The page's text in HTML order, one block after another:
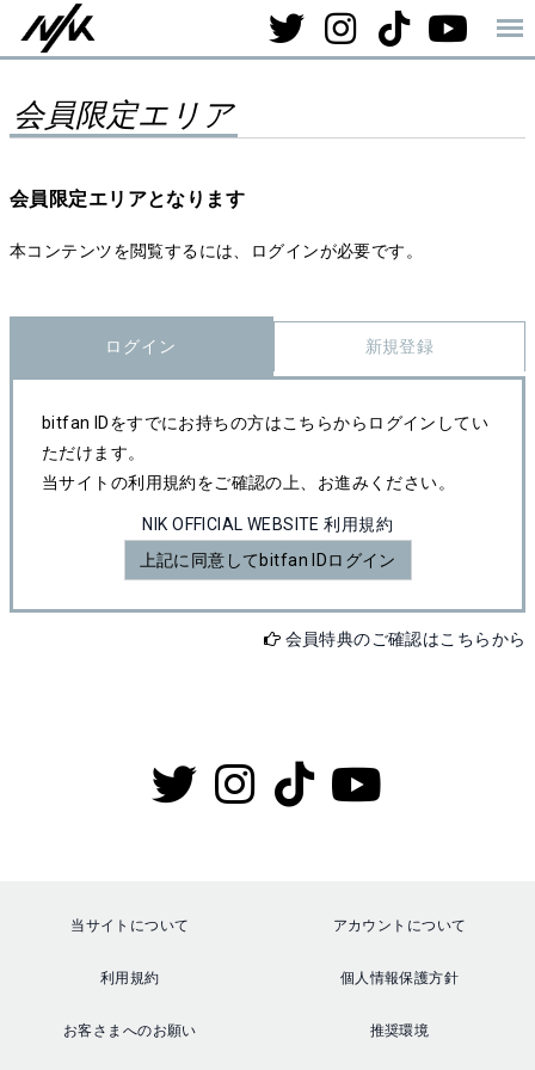
会員限定エリア
会員限定エリアとなります
本コンテンツを閲覧するには、ログインが必要です。
ログイン 新規登録
bitfan IDをすでにお持ちの方はこちらからログインしてい
ただけます。
当サイトの利用規約をご確認の上、お進みください。
NIK OFFICIAL WEBSITE 利用規約
上記に同意してbitfan IDログイン
会員特典のご確認はこちらから
当サイトについて アカウントについて
利用規約 個人情報保護方針
お客さまへのお願い 推奨環境